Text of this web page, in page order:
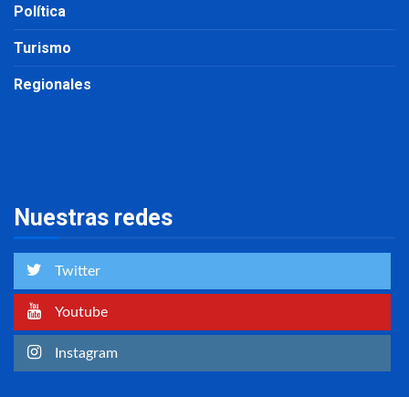
Política
Turismo
Regionales
Nuestras redes
Twitter
Youtube
Instagram